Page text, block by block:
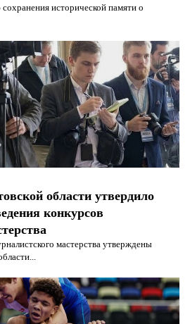
исторической памяти о
области утвердило
конкурсов
мастерства утверждены
конфиденциальности и
конфиденциальности и